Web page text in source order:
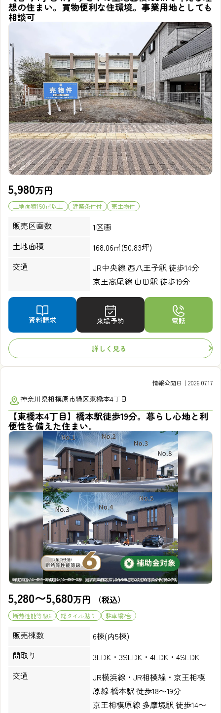
想の住まい。買物便利な住環境。事業用地としても
相談可
5,980万円
土地面積150㎡以上 建築条件付 売主物件
販売区画数
1区画
土地面積
168.06㎡(50.83坪)
交通
JR中央線 西八王子駅 徒歩14分
京王高尾線 山田駅 徒歩19分
資料請求 来場予約 電話
詳しく見る
情報公開日｜2026.07.17
神奈川県相模原市緑区東橋本4丁目
【東橋本4丁目】橋本駅徒歩19分。暮らし心地と利
便性を備えた住まい。
5,280〜5,680万円 （税込）
断熱性能等級6 総タイル貼り 駐車場2台
販売棟数
6棟(内5棟)
間取り
3LDK・3SLDK・4LDK・4SLDK
交通
JR横浜線・JR相模線・京王相模
原線 橋本駅 徒歩18～19分
京王相模原線 多摩境駅 徒歩14～